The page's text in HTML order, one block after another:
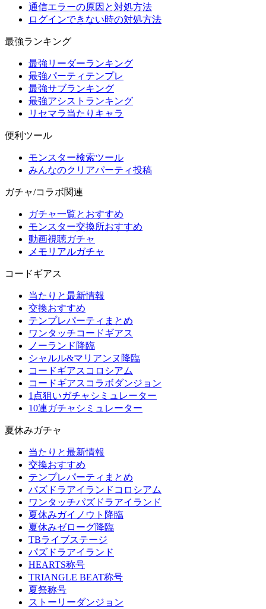
通信エラーの原因と対処方法
ログインできない時の対処方法
最強ランキング
最強リーダーランキング
最強パーティテンプレ
最強サブランキング
最強アシストランキング
リセマラ当たりキャラ
便利ツール
モンスター検索ツール
みんなのクリアパーティ投稿
ガチャ/コラボ関連
ガチャ一覧とおすすめ
モンスター交換所おすすめ
動画視聴ガチャ
メモリアルガチャ
コードギアス
当たりと最新情報
交換おすすめ
テンプレパーティまとめ
ワンタッチコードギアス
ノーランド降臨
シャルル&マリアンヌ降臨
コードギアスコロシアム
コードギアスコラボダンジョン
1点狙いガチャシミュレーター
10連ガチャシミュレーター
夏休みガチャ
当たりと最新情報
交換おすすめ
テンプレパーティまとめ
パズドラアイランドコロシアム
ワンタッチパズドラアイランド
夏休みガイノウト降臨
夏休みゼローグ降臨
TBライブステージ
パズドラアイランド
HEARTS称号
TRIANGLE BEAT称号
夏祭称号
ストーリーダンジョン